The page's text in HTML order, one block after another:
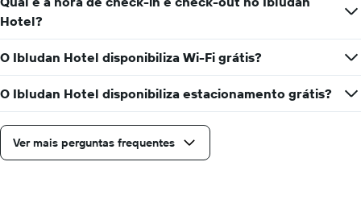
Hotel?
O Ibludan Hotel disponibiliza Wi-Fi grátis?
O Ibludan Hotel disponibiliza estacionamento grátis?
Ver mais perguntas frequentes